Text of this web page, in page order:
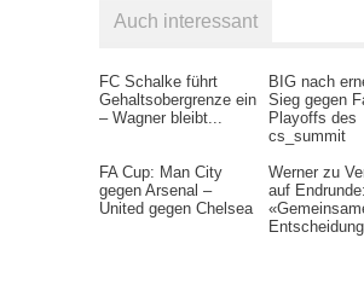
Auch interessant
FC Schalke führt
Gehaltsobergrenze ein
– Wagner bleibt...
BIG nach
Sieg gegen
Playoffs des
cs_summit
FA Cup: Man City
gegen Arsenal –
United gegen Chelsea
Werner zu
auf Endrunde: